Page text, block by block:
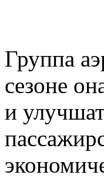
Группа
сезоне
и